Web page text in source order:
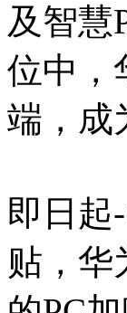
及智慧
位中，
端，成
即日起
贴，华